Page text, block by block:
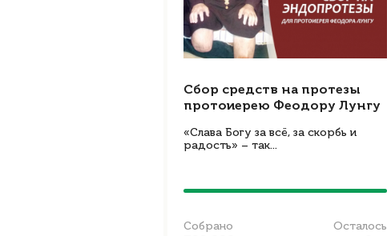
Сбор средств на протезы
протоиерею Феодору Лунгу
«Слава Богу за всё, за скорбь и
радость» – так...
Собрано Осталось